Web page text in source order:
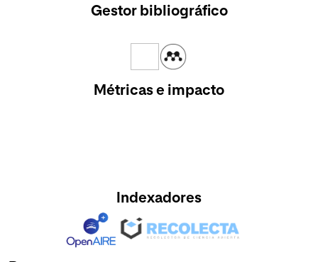
Gestor bibliográfico
Métricas e impacto
Indexadores